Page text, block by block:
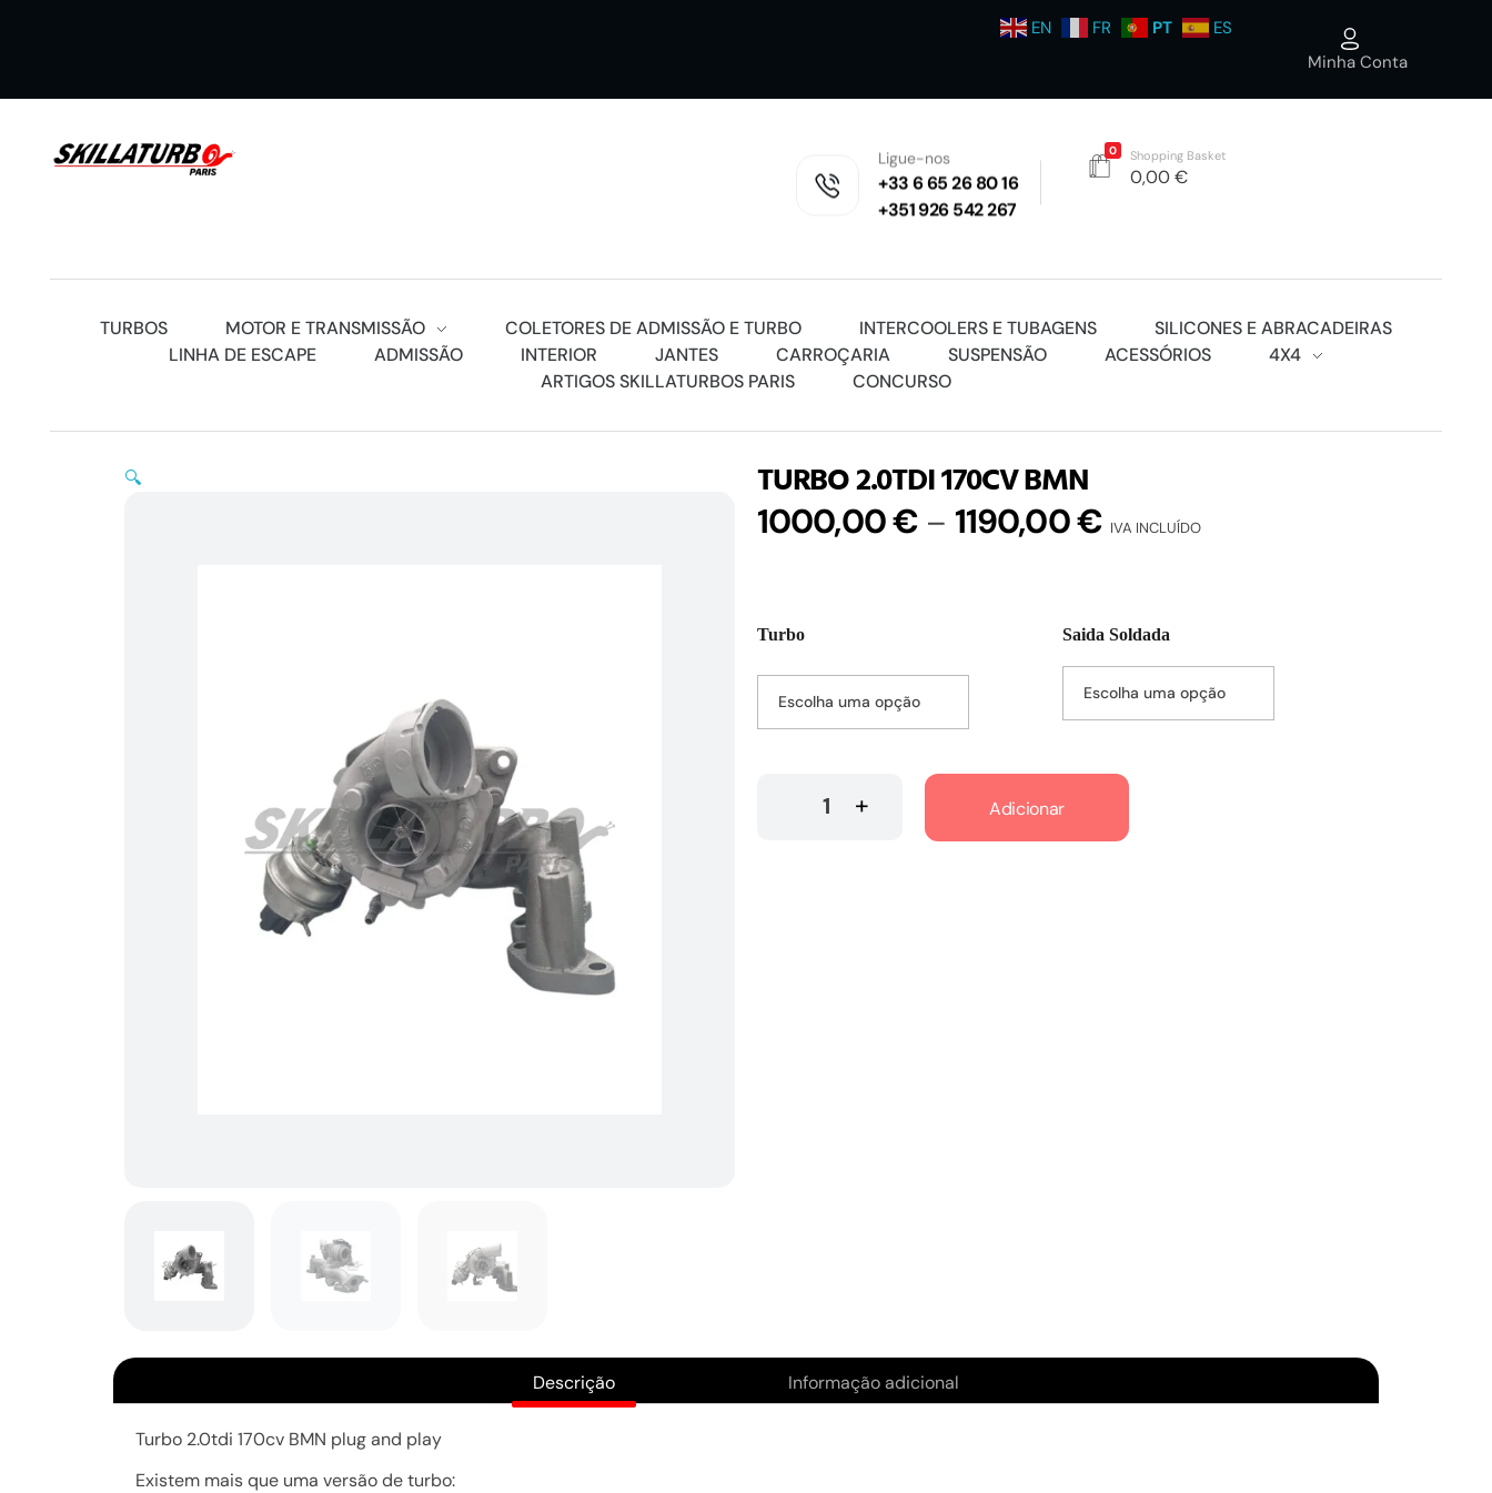
EN FR PT
ES
Minha Conta
Ligue-nos
+33 6 65 26 80 16
+351 926 542 267
0 Shopping Basket
0,00€
TURBOS MOTOR E TRANSMISSÃO COLETORES DE ADMISSÃO E TURBO INTERCOOLERS E TUBAGENS
SILICONES E ABRACADEIRAS
LINHA DE ESCAPE
ADMISSÃO INTERIOR JANTES CARROÇARIA SUSPENSÃO ACESSÓRIOS
4X4
ARTIGOS SKILLATURBOS PARIS
CONCURSO
🔍 TURBO 2.0TDI 170CV BMN
1000,00€ – 1190,00€ IVA INCLUÍDO
Turbo Saida Soldada
Adicionar
Descrição Informação adicional
Turbo 2.0tdi 170cv BMN plug and play
Existem mais que uma versão de turbo: